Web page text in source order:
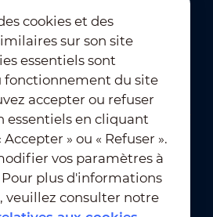
à la newsletter
｜
de confidentialité
cookies et des
sur son site
essentiels sont
fonctionnement du site
accepter ou refuser
essentiels en cliquant
» ou « Refuser ».
vos paramètres à
plus d'informations
veuillez consulter notre